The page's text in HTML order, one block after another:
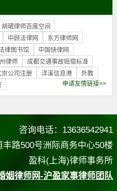
胡珺律师百度空间
中顾法律网
东方律师网
律图书馆
中国快律网
律师
成都交通事故赔偿标准
京公司注册 洋溪信息港
外教
申请友情链接>>
咨询电话：13636542941
路500号洲际商务中心50楼
盈科(上海)律师事务所
姻律师网-沪盈家事律师团队